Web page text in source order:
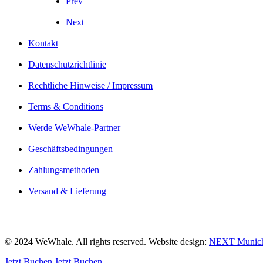
Next
Kontakt
Datenschutzrichtlinie
Rechtliche Hinweise / Impressum
Terms & Conditions
Werde WeWhale-Partner
Geschäftsbedingungen
Zahlungsmethoden
Versand & Lieferung
© 2024 WeWhale. All rights reserved. Website design: NEXT